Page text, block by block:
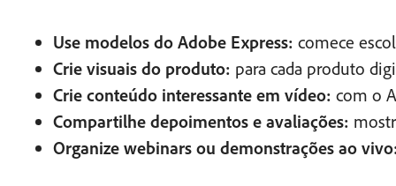
Use modelos do Adobe Express: comece
Crie visuais do produto: para cada produto
Crie conteúdo interessante em vídeo: com o
Compartilhe depoimentos e avaliações:
Organize webinars ou demonstrações ao